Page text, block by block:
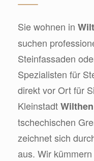
Sie wohnen in
suchen
Steinfassaden
Spezialisten für
direkt vor Ort für
KleinstadtWilthen
tschechischen
zeichnet sich
aus. Wir